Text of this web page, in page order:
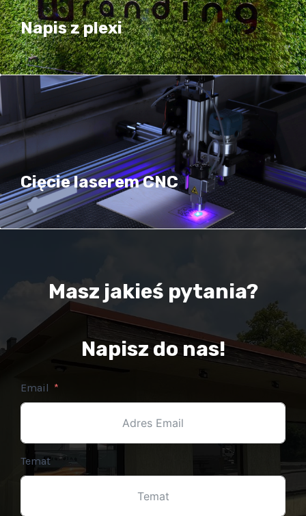
Napis z plexi
Cięcie laserem CNC
Masz jakieś pytania?
Napisz do nas!
Email
Temat